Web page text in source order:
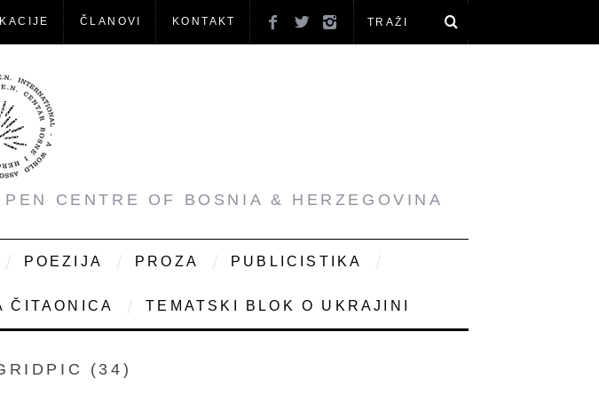
ČLANOVI KONTAKT
CENTRE OF BOSNIA & HERZEGOVINA
POEZIJA PROZA PUBLICISTIKA
ČITAONICA TEMATSKI BLOK O UKRAJINI
(34)